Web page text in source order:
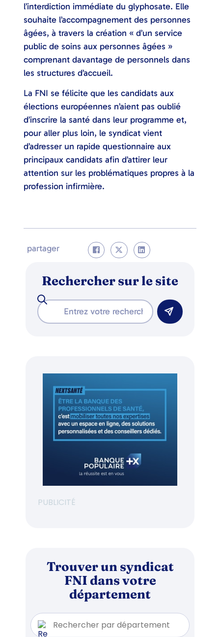
l’interdiction immédiate du glyphosate. Elle
souhaite l’accompagnement des personnes
âgées, à travers la création « d’un service
public de soins aux personnes âgées »
comprenant davantage de personnels dans
les structures d’accueil.
La FNI se félicite que les candidats aux
élections européennes n’aient pas oublié
d’inscrire la santé dans leur programme et,
pour aller plus loin, le syndicat vient
d’adresser un rapide questionnaire aux
principaux candidats afin d’attirer leur
attention sur les problématiques propres à la
profession infirmière.
partager
Rechercher sur le site
PUBLICITÉ
Trouver un syndicat
FNI dans votre
département